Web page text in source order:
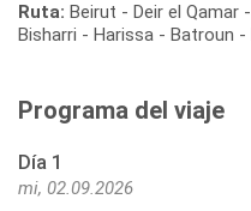
Ruta: Beirut - Deir el Qamar
Bisharri - Harissa - Batroun -
Programa del viaje
Día 1
mi, 02.09.2026